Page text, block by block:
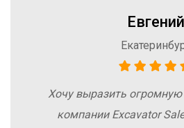
Евгений
Хочу выразить огромную
компании Excavator